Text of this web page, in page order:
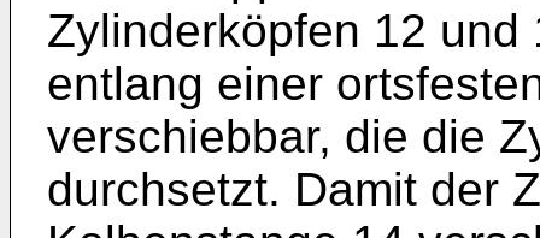
Zylinderköpfen 12
entlang einer
verschiebbar, die die
durchsetzt. Damit der